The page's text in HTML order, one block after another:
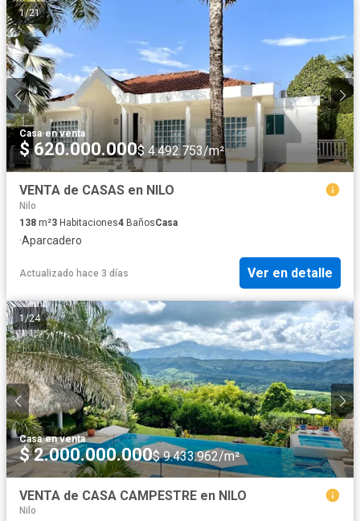
1/21
Casa·en venta
$ 620.000.000$ 4.492.753/m²
VENTA de CASAS en NILO
Nilo
138 m²3 Habitaciones4 BañosCasa
·Aparcadero
Actualizado hace 3 días Ver en detalle
1/24
Casa·en venta
$ 2.000.000.000$ 9.433.962/m²
VENTA de CASA CAMPESTRE en NILO
Nilo